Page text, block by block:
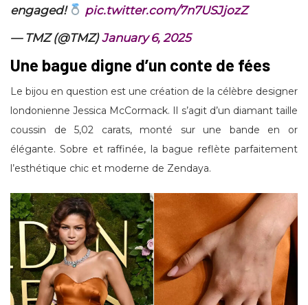
engaged!
pic.twitter.com/7n7USJjozZ
— TMZ (@TMZ)January 6, 2025
Une bague digne d’un conte de fées
Le bijou en question est une création de la célèbre designer
londonienne Jessica McCormack. Il s’agit d’un diamant taille
coussin de 5,02 carats, monté sur une bande en or
élégante. Sobre et raffinée, la bague reflète parfaitement
l’esthétique chic et moderne de Zendaya.